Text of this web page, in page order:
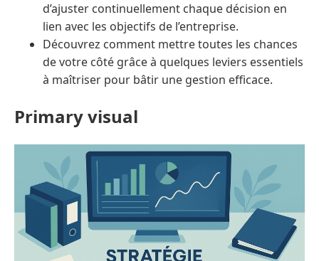
d’ajuster continuellement chaque décision en
lien avec les objectifs de l’entreprise.
Découvrez comment mettre toutes les chances
de votre côté grâce à quelques leviers essentiels
à maîtriser pour bâtir une gestion efficace.
Primary visual